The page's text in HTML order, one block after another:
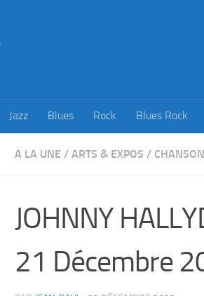
Jazz Blues Rock Blues Rock
A LA UNE / ARTS & EXPOS /
JOHNNY
21 Décembre